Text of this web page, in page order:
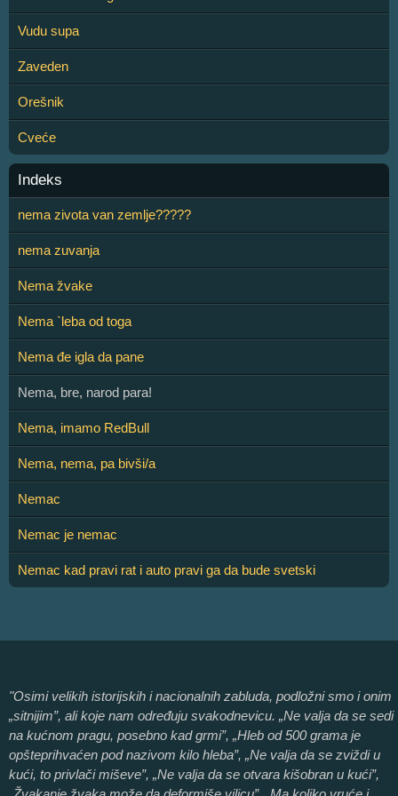
Vudu supa
Zaveden
Orešnik
Cveće
Indeks
nema zivota van zemlje?????
nema zuvanja
Nema žvake
Nema `leba od toga
Nema đe igla da pane
Nema, bre, narod para!
Nema, imamo RedBull
Nema, nema, pa bivši/a
Nemac
Nemac je nemac
Nemac kad pravi rat i auto pravi ga da bude svetski
"Osimi velikih istorijskih i nacionalnih zabluda, podložni smo i onim
„sitnijim”, ali koje nam određuju svakodnevicu. „Ne valja da se sedi
na kućnom pragu, posebno kad grmi”, „Hleb od 500 grama je
opšteprihvaćen pod nazivom kilo hleba”, „Ne valja da se zviždi u
kući, to privlači miševe”, „Ne valja da se otvara kišobran u kući”,